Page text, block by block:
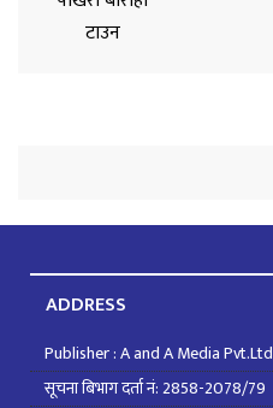
ADDRESS
Publisher : A and A Media Pvt.Ltd
सूचना बिभाग दर्ता नं: 2858-2078/79